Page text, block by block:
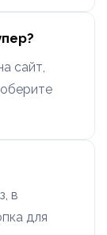
сайт,
в
для